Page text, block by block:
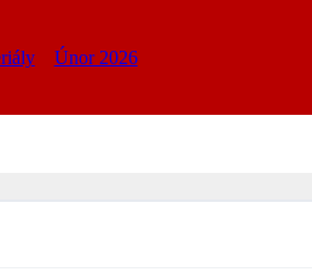
Únor 2026